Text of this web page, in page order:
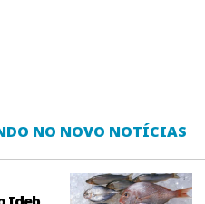
NO NOVO NOTÍCIAS